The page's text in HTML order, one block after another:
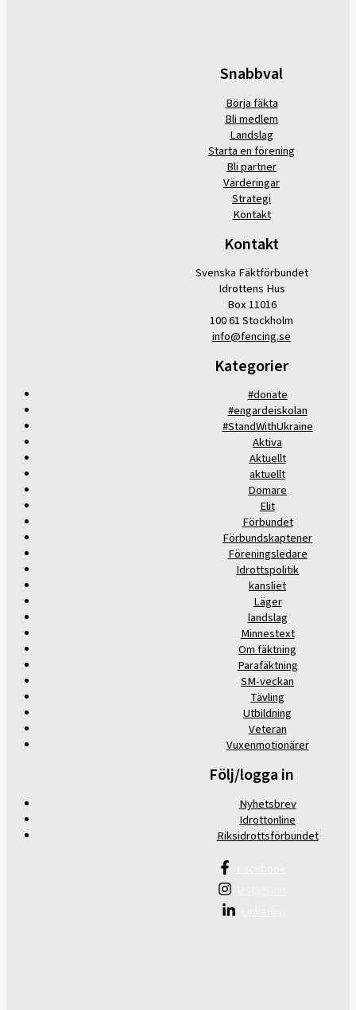
Snabbval
Börja fäkta
Bli medlem
Landslag
Starta en förening
Bli partner
Värderingar
Strategi
Kontakt
Kontakt
Svenska Fäktförbundet
Idrottens Hus
Box 11016
100 61 Stockholm
info@fencing.se
Kategorier
#donate
#engardeiskolan
#StandWithUkraine
Aktiva
Aktuellt
aktuellt
Domare
Elit
Förbundet
Förbundskaptener
Föreningsledare
Idrottspolitik
kansliet
Läger
landslag
Minnestext
Om fäktning
Parafäktning
SM-veckan
Tävling
Utbildning
Veteran
Vuxenmotionärer
Följ/logga in
Nyhetsbrev
Idrottonline
Riksidrottsförbundet